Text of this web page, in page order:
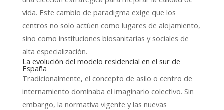
vida. Este cambio de paradigma exige que los
centros no solo actúen como lugares de alojamiento,
sino como instituciones biosanitarias y sociales de
alta especialización.
La evolución del modelo residencial en el sur de
España
Tradicionalmente, el concepto de asilo o centro de
internamiento dominaba el imaginario colectivo. Sin
embargo, la normativa vigente y las nuevas